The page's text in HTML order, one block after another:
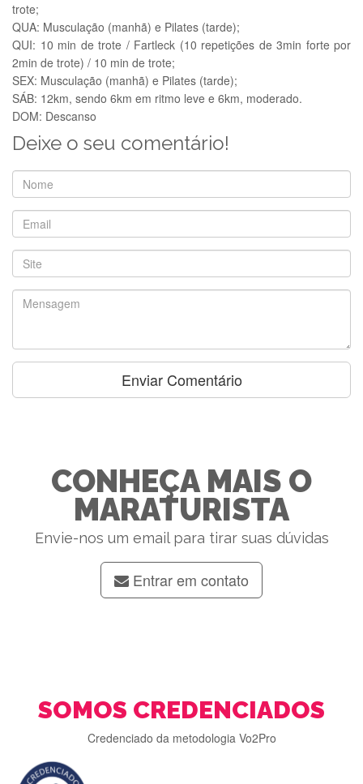
trote;
QUA: Musculação (manhã) e Pilates (tarde);
QUI: 10 min de trote / Fartleck (10 repetições de 3min forte por
2min de trote) / 10 min de trote;
SEX: Musculação (manhã) e Pilates (tarde);
SÁB: 12km, sendo 6km em ritmo leve e 6km, moderado.
DOM: Descanso
Deixe o seu comentário!
CONHEÇA MAIS O
MARATURISTA
Envie-nos um email para tirar suas dúvidas
Entrar em contato
SOMOS CREDENCIADOS
Credenciado da metodologia Vo2Pro